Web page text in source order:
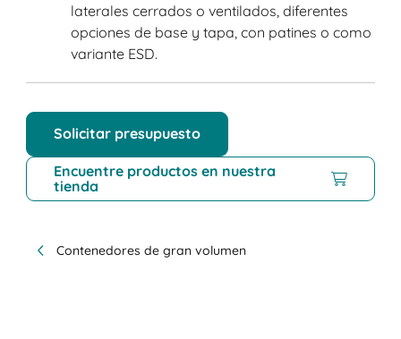
laterales cerrados o ventilados, diferentes
opciones de base y tapa, con patines o como
variante ESD.
Solicitar presupuesto
Encuentre productos en nuestra
tienda
Contenedores de gran volumen